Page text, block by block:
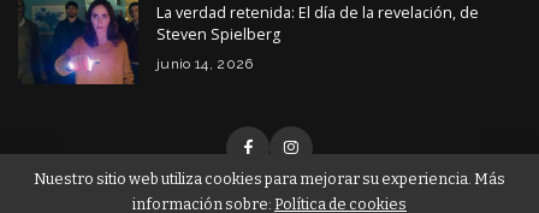
La verdad retenida: El día de la revelación, de
Steven Spielberg
junio 14, 2026
Nuestro sitio web utiliza cookies para mejorar su experiencia. Más
información sobre: Política de cookies